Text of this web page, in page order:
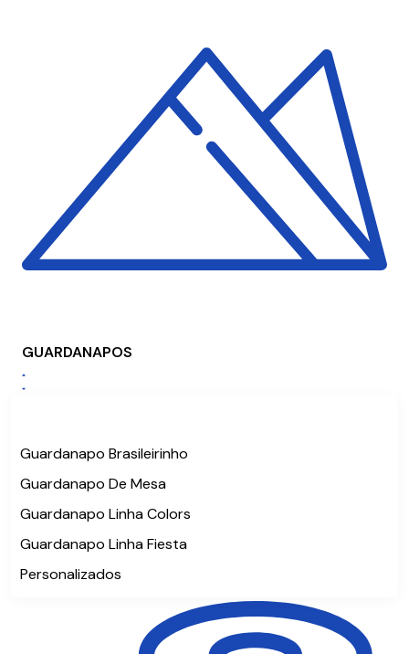
GUARDANAPOS
Guardanapo Brasileirinho
Guardanapo De Mesa
Guardanapo Linha Colors
Guardanapo Linha Fiesta
Personalizados